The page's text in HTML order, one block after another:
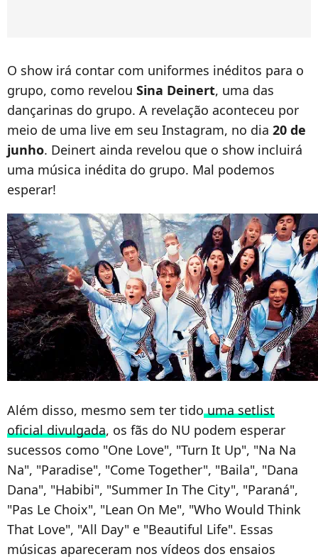
O show irá contar com uniformes inéditos para o
grupo, como revelou Sina Deinert, uma das
dançarinas do grupo. A revelação aconteceu por
meio de uma live em seu Instagram, no dia 20 de
junho. Deinert ainda revelou que o show incluirá
uma música inédita do grupo. Mal podemos
esperar!
Além disso, mesmo sem ter tidouma setlist
oficial divulgada, os fãs do NU podem esperar
sucessos como "One Love", "Turn It Up", "Na Na
Na", "Paradise", "Come Together", "Baila", "Dana
Dana", "Habibi", "Summer In The City", "Paraná",
"Pas Le Choix", "Lean On Me", "Who Would Think
That Love", "All Day" e "Beautiful Life". Essas
músicas apareceram nos vídeos dos ensaios